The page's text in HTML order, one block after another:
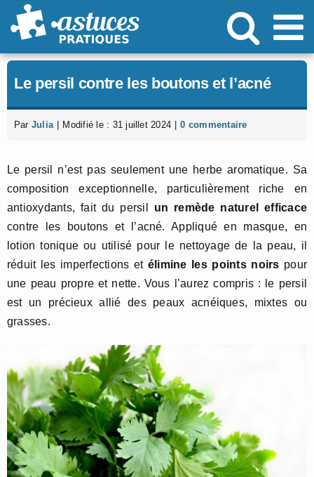
Passer
au
Le persil contre les boutons et l’acné
Par Julia Modifié le : 31 juillet 2024 0 commentaire
Le persil n’est pas seulement une herbe aromatique. Sa
composition exceptionnelle, particulièrement riche en
antioxydants, fait du persil un remède naturel efficace
contre les boutons et l’acné. Appliqué en masque, en
lotion tonique ou utilisé pour le nettoyage de la peau, il
réduit les imperfections et élimine les points noirs pour
une peau propre et nette. Vous l’aurez compris : le persil
est un précieux allié des peaux acnéiques, mixtes ou
grasses.